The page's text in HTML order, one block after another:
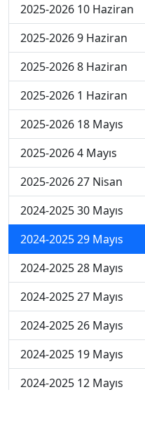
2025-2026 10 Haziran
2025-2026 9 Haziran
2025-2026 8 Haziran
2025-2026 1 Haziran
2025-2026 18 Mayıs
2025-2026 4 Mayıs
2025-2026 27 Nisan
2024-2025 30 Mayıs
2024-2025 29 Mayıs
2024-2025 28 Mayıs
2024-2025 27 Mayıs
2024-2025 26 Mayıs
2024-2025 19 Mayıs
2024-2025 12 Mayıs